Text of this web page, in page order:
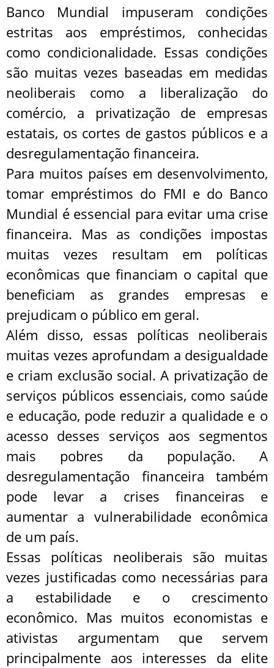
Banco Mundial impuseram condições
estritas aos empréstimos, conhecidas
como condicionalidade. Essas condições
são muitas vezes baseadas em medidas
neoliberais como a liberalização do
comércio, a privatização de empresas
estatais, os cortes de gastos públicos e a
desregulamentação financeira.
Para muitos países em desenvolvimento,
tomar empréstimos do FMI e do Banco
Mundial é essencial para evitar uma crise
financeira. Mas as condições impostas
muitas vezes resultam em políticas
econômicas que financiam o capital que
beneficiam as grandes empresas e
prejudicam o público em geral.
Além disso, essas políticas neoliberais
muitas vezes aprofundam a desigualdade
e criam exclusão social. A privatização de
serviços públicos essenciais, como saúde
e educação, pode reduzir a qualidade e o
acesso desses serviços aos segmentos
mais pobres da população. A
desregulamentação financeira também
pode levar a crises financeiras e
aumentar a vulnerabilidade econômica
de um país.
Essas políticas neoliberais são muitas
vezes justificadas como necessárias para
a estabilidade e o crescimento
econômico. Mas muitos economistas e
ativistas argumentam que servem
principalmente aos interesses da elite